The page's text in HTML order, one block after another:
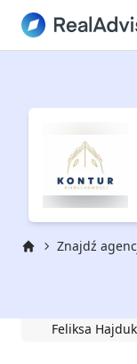
Znajdź
Feliksa